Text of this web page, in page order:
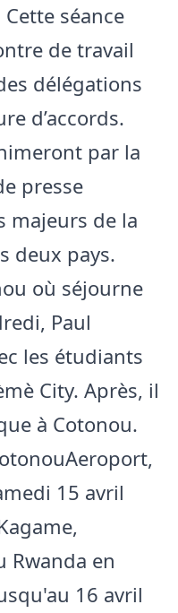
séance
de travail
délégations
d’accords.
par la
presse
majeurs de la
deux pays.
où séjourne
Paul
les étudiants
City. Après, il
à Cotonou.
,
15 avril
,
Rwanda en
16 avril